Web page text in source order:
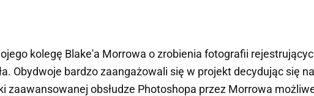
kolegę Blake'a Morrowa o zrobienia fotografii
Obydwoje bardzo zaangażowali się w projekt decydując się na
zaawansowanej obsłudze Photoshopa przez Morrowa